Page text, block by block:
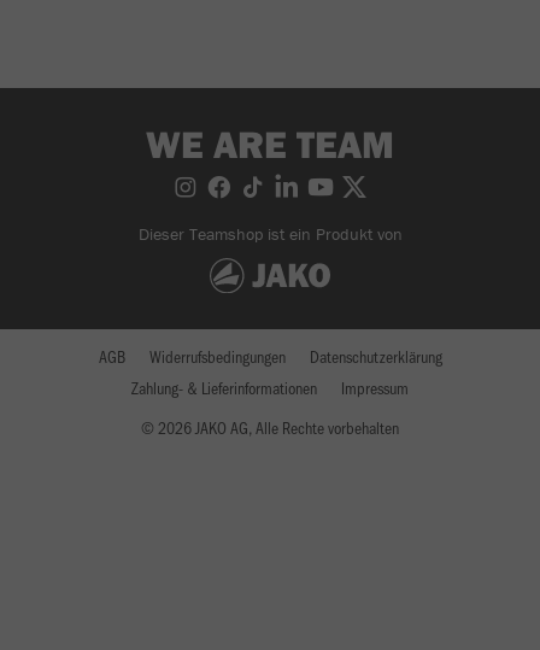
WE ARE TEAM
Dieser Teamshop ist ein Produkt von
© 2026 JAKO AG, Alle Rechte vorbehalten
AGB Widerrufsbedingungen
Datenschutzerklärung
Zahlung- & Lieferinformationen
Impressum